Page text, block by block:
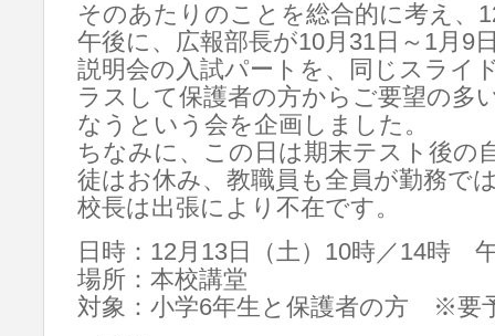
そのあたりのことを総合的に考え、
午後に、広報部長が10月31日～1月9
説明会の入試パートを、同じスライ
ラスして保護者の方からご要望の多
なうという会を企画しました。
ちなみに、この日は期末テスト後の
徒はお休み、教職員も全員が勤務で
校長は出張により不在です。
日時：12月13日（土）10時／14時
場所：本校講堂
対象：小学6年生と保護者の方 ※要